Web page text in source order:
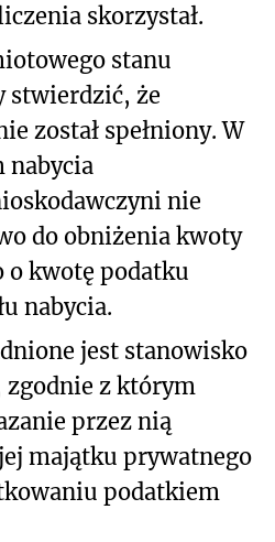
skorzystał.
stanu
stwierdzić, że
został spełniony. W
nabycia
nie
do obniżenia kwoty
o kwotę podatku
nabycia.
jest stanowisko
z którym
przez nią
majątku prywatnego
podatkiem